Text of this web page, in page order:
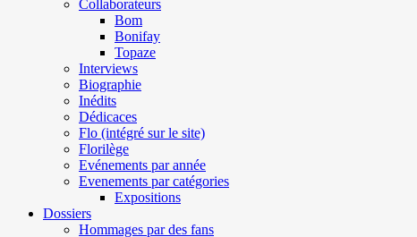
Collaborateurs
Bom
Bonifay
Topaze
Interviews
Biographie
Inédits
Dédicaces
Flo (intégré sur le site)
Florilège
Evénements par année
Evenements par catégories
Expositions
Dossiers
Hommages par des fans